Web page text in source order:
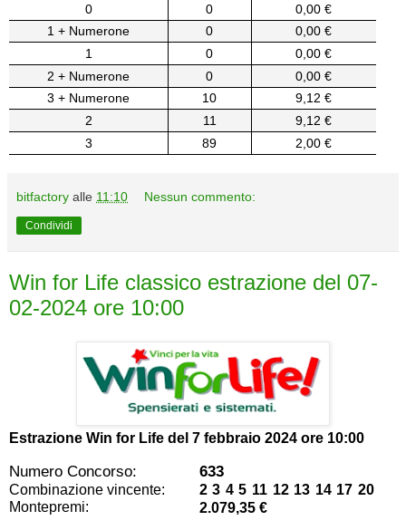
0
0
0,00 €
1 + Numerone
0
0,00 €
1
0
0,00 €
2 + Numerone
0
0,00 €
3 + Numerone
10
9,12 €
2
11
9,12 €
3
89 2,00 €
bitfactory alle 11:10 Nessun commento:
Condividi
Win for Life classico estrazione del 07-
02-2024 ore 10:00
Estrazione Win for Life del 7 febbraio 2024 ore 10:00
Numero Concorso: 633
Combinazione vincente:
2 3 4 5 11 12 13 14 17 20
Montepremi:
2.079,35 €